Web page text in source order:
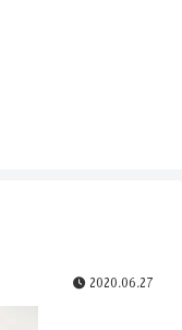
2020.06.27